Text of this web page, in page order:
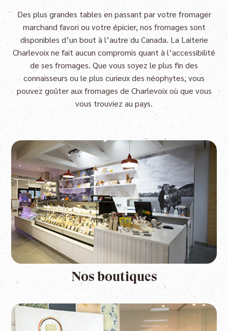
Des plus grandes tables en passant par votre fromager
marchand favori ou votre épicier, nos fromages sont
disponibles d’un bout à l’autre du Canada. La Laiterie
Charlevoix ne fait aucun compromis quant à l’accessibilité
de ses fromages. Que vous soyez le plus fin des
connaisseurs ou le plus curieux des néophytes, vous
pouvez goûter aux fromages de Charlevoix où que vous
vous trouviez au pays.
Nos boutiques